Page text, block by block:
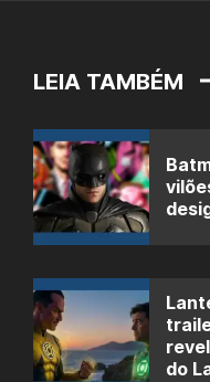
LEIA TAMBÉM
do